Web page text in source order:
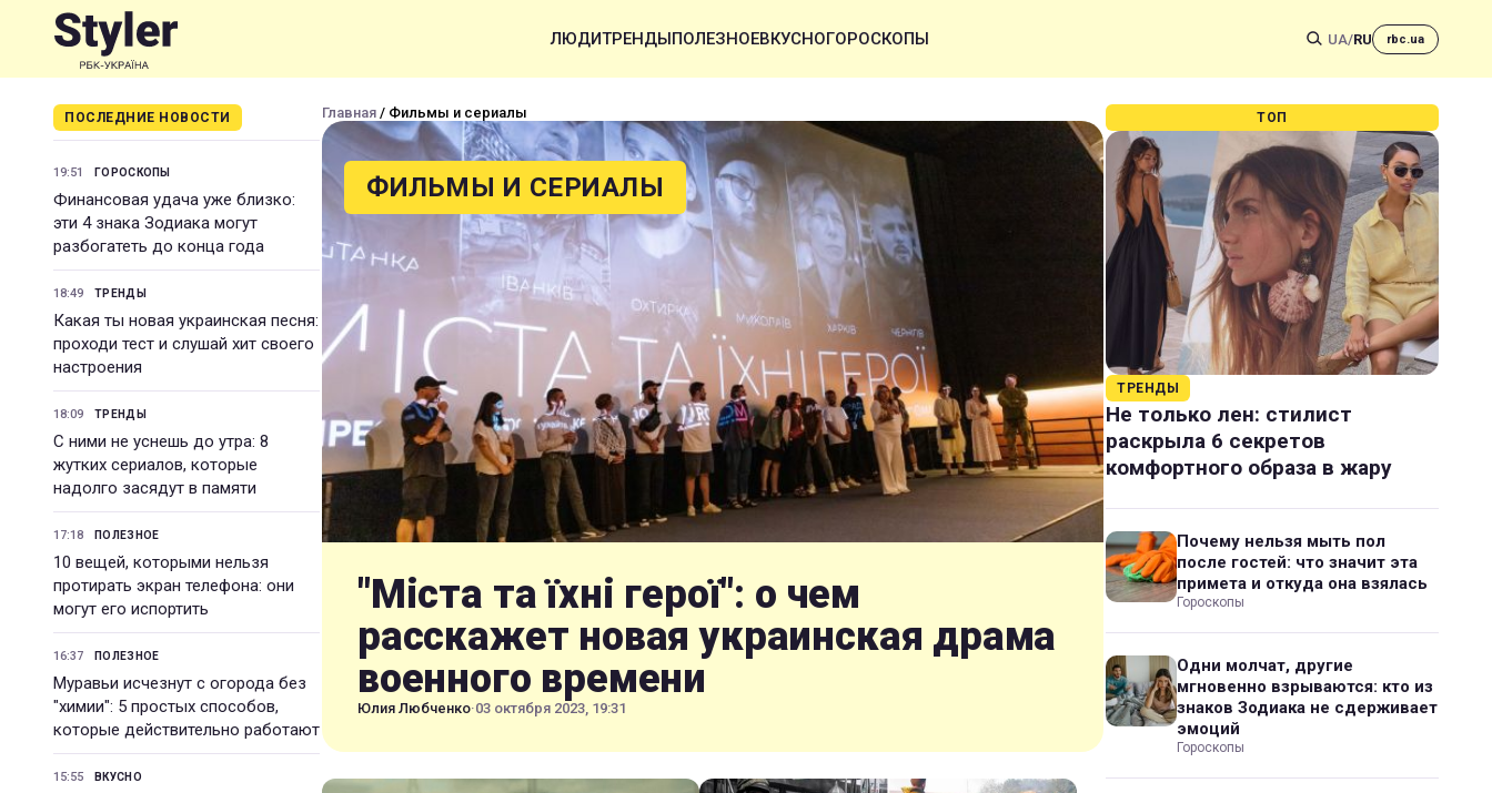
ЛЮДИТРЕНДЫПОЛЕЗНОЕВКУСНОГОРОСКОПЫ UA/RU rbc.ua
ПОСЛЕДНИЕ НОВОСТИ
19:51 ГОРОСКОПЫ
Финансовая удача уже близко:
эти 4 знака Зодиака могут
разбогатеть до конца года
18:49 ТРЕНДЫ
Какая ты новая украинская песня:
проходи тест и слушай хит своего
настроения
18:09 ТРЕНДЫ
С ними не уснешь до утра: 8
жутких сериалов, которые
надолго засядут в памяти
17:18 ПОЛЕЗНОЕ
10 вещей, которыми нельзя
протирать экран телефона: они
могут его испортить
16:37 ПОЛЕЗНОЕ
Муравьи исчезнут с огорода без
"химии": 5 простых способов,
которые действительно работают
15:55 ВКУСНО
Главная / Фильмы и сериалы
ФИЛЬМЫ И СЕРИАЛЫ
"Міста та їхні герої": о чем
расскажет новая украинская драма
военного времени
Юлия Любченко·03 октября 2023, 19:31
ТОП
ТРЕНДЫ
Не только лен: стилист
раскрыла 6 секретов
комфортного образа в жару
Почему нельзя мыть пол
после гостей: что значит эта
примета и откуда она взялась
Гороскопы
Одни молчат, другие
мгновенно взрываются: кто из
знаков Зодиака не сдерживает
эмоций
Гороскопы